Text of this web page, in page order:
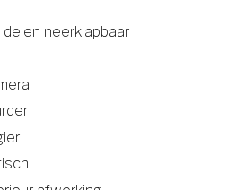
neerklapbaar